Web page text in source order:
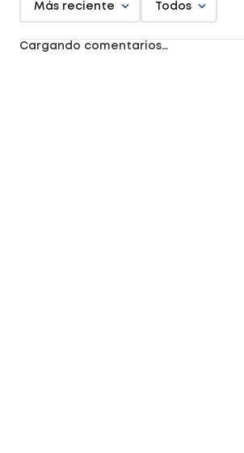
Más reciente Todos
Cargando comentarios…